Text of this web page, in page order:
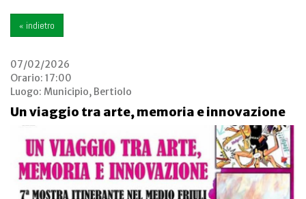
« indietro
07/02/2026
Orario: 17:00
Luogo: Municipio, Bertiolo
Un viaggio tra arte, memoria e innovazione